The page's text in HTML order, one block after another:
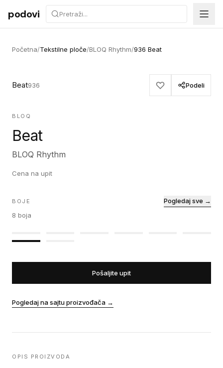
Preskoči na sadržaj
podovi
Početna/Tekstilne ploče/BLOQ Rhythm/936 Beat
Beat936 Podeli
BLOQ
Beat
BLOQ Rhythm
Cena na upit
BOJE
8 boja
Pogledaj sve →
Pošaljite upit
Pogledaj na sajtu proizvođača →
OPIS PROIZVODA